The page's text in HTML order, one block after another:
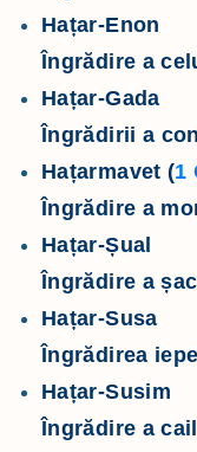
Hațar-Enon
Îngrădire a
Hațar-Gada
Îngrădirii a
Hațarmavet (1
Îngrădire a
Hațar-Șual
Îngrădire a
Hațar-Susa
Îngrădirea
Hațar-Susim
Îngrădire a